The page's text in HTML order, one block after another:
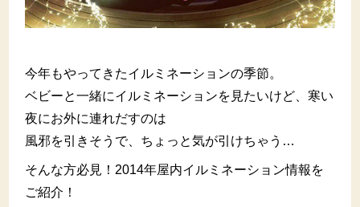
今年もやってきたイルミネーションの季節。
ベビーと一緒にイルミネーションを見たいけど、寒い
夜にお外に連れだすのは
風邪を引きそうで、ちょっと気が引けちゃう…
そんな方必見！2014年屋内イルミネーション情報を
ご紹介！